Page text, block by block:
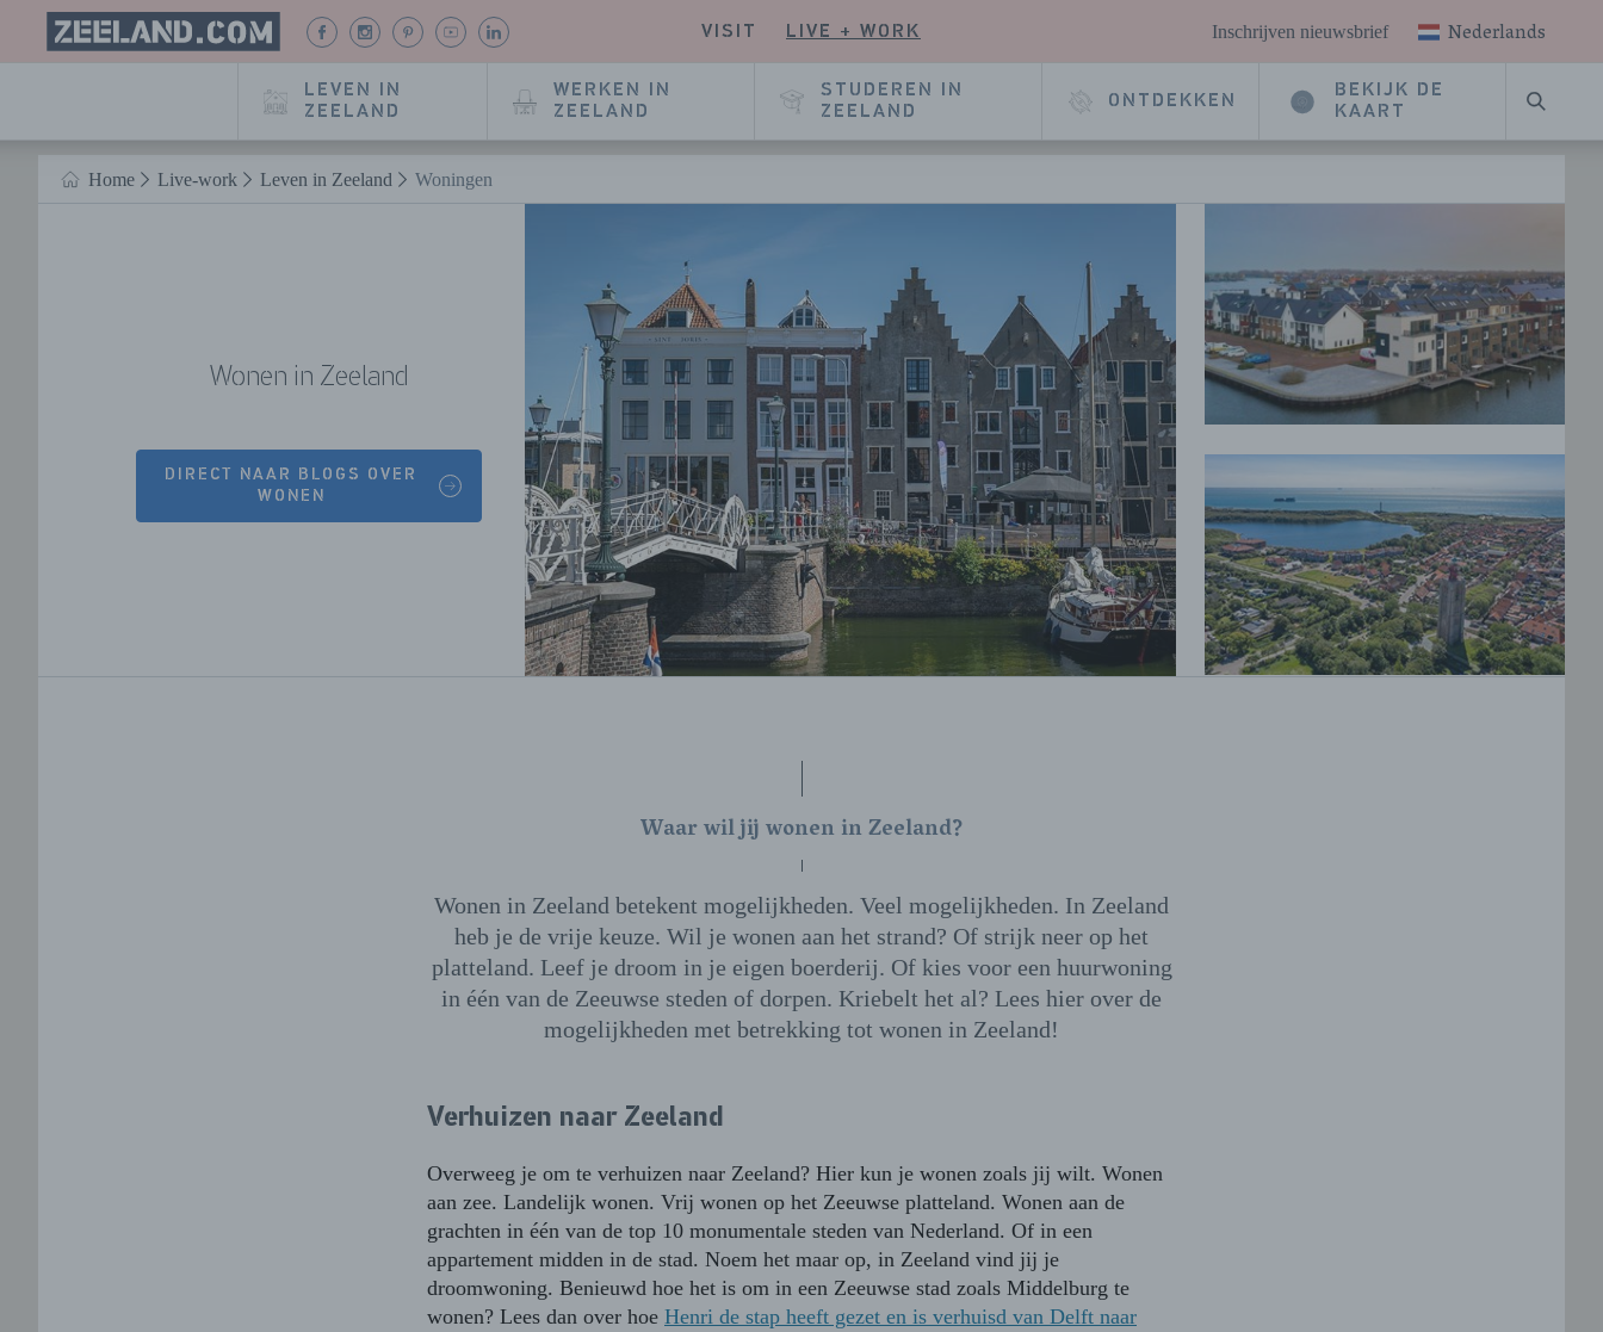
Naar hoofdinhoud
Homepage
Zeeland.com
BEKIJK
FACEBOOK
PAGINA
BEKIJK
INSTAGRAM
PAGINA
BEKIJK
BEKIJK
PAGINA
BEKIJK
LINKEDIN
PAGINA
VISIT LIVE + WORK Inschrijven nieuwsbrief Nederlands
LEVEN IN
ZEELAND
WERKEN IN
ZEELAND
STUDEREN IN
ZEELAND
ONTDEKKEN
BEKIJK DE
KAART
HOME
Home Live-work Leven in Zeeland Woningen
Wonen in Zeeland
DIRECT NAAR BLOGS OVER
WONEN
Waar wil jij wonen in Zeeland?
Wonen in Zeeland betekent mogelijkheden. Veel mogelijkheden. In Zeeland
heb je de vrije keuze. Wil je wonen aan het strand? Of strijk neer op het
platteland. Leef je droom in je eigen boerderij. Of kies voor een huurwoning
in één van de Zeeuwse steden of dorpen. Kriebelt het al? Lees hier over de
mogelijkheden met betrekking tot wonen in Zeeland!
Verhuizen naar Zeeland
Overweeg je om te verhuizen naar Zeeland? Hier kun je wonen zoals jij wilt. Wonen
aan zee. Landelijk wonen. Vrij wonen op het Zeeuwse platteland. Wonen aan de
grachten in één van de top 10 monumentale steden van Nederland. Of in een
appartement midden in de stad. Noem het maar op, in Zeeland vind jij je
droomwoning. Benieuwd hoe het is om in een Zeeuwse stad zoals Middelburg te
wonen? Lees dan over hoe Henri de stap heeft gezet en is verhuisd van Delft naar